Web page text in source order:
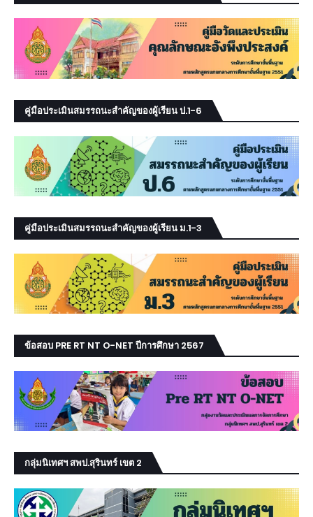
คู่มือประเมินสมรรถนะสำคัญของผู้เรียน ป.1-6
คู่มือประเมินสมรรถนะสำคัญของผู้เรียน ม.1-3
ข้อสอบ PRE RT NT O-NET ปีการศึกษา 2567
กลุ่มนิเทศฯ สพป.สุรินทร์ เขต 2